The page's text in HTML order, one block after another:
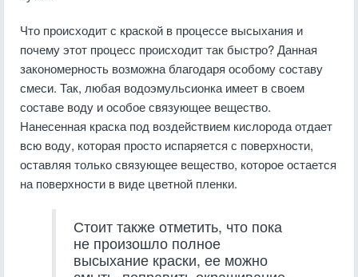
Что происходит с краской в процессе высыхания и
почему этот процесс происходит так быстро? Данная
закономерность возможна благодаря особому составу
смеси. Так, любая водоэмульсионка имеет в своем
составе воду и особое связующее вещество.
Нанесенная краска под воздействием кислорода отдает
всю воду, которая просто испаряется с поверхности,
оставляя только связующее вещество, которое остается
на поверхности в виде цветной пленки.
Стоит также отметить, что пока
не произошло полное
высыхание краски, ее можно